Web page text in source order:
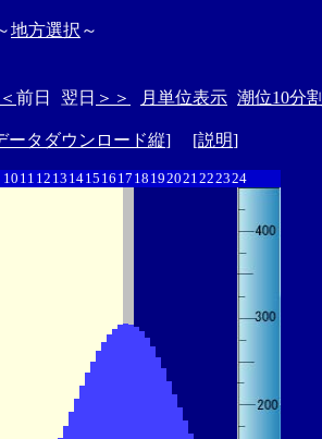
地方選択 ～
前日 翌日 ＞＞ 月単位表示 潮位10分割
ータダウンロード縦] [説明]
10 11 12 13 1415 16 17 18 192021222324